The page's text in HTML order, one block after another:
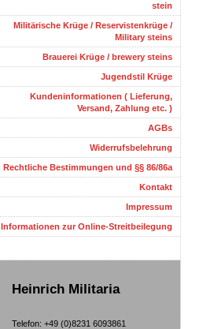
stein
Militärische Krüge / Reservistenkrüge /
Military steins
Brauerei Krüge / brewery steins
Jugendstil Krüge
Kundeninformationen ( Lieferung,
Versand, Zahlung etc. )
AGBs
Widerrufsbelehrung
Rechtliche Bestimmungen und §§ 86/86a
Kontakt
Impressum
Informationen zur Online-Streitbeilegung
Heinrich Militaria
Telefon: +49 (0)8231 6093861